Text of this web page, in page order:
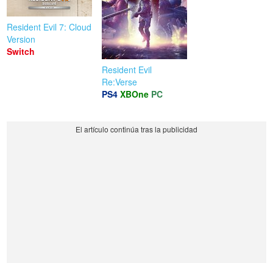
Resident Evil 7: Cloud
Version
Switch
Resident Evil
Re:Verse
PS4 XBOne PC